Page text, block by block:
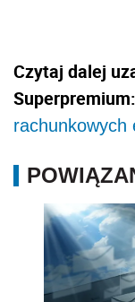
Czytaj dalej
Superpremium:
rachunkowych